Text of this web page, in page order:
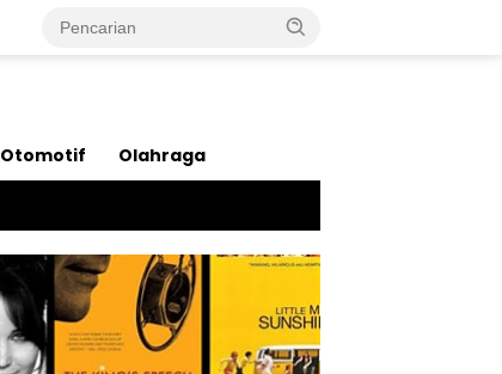
Otomotif Olahraga